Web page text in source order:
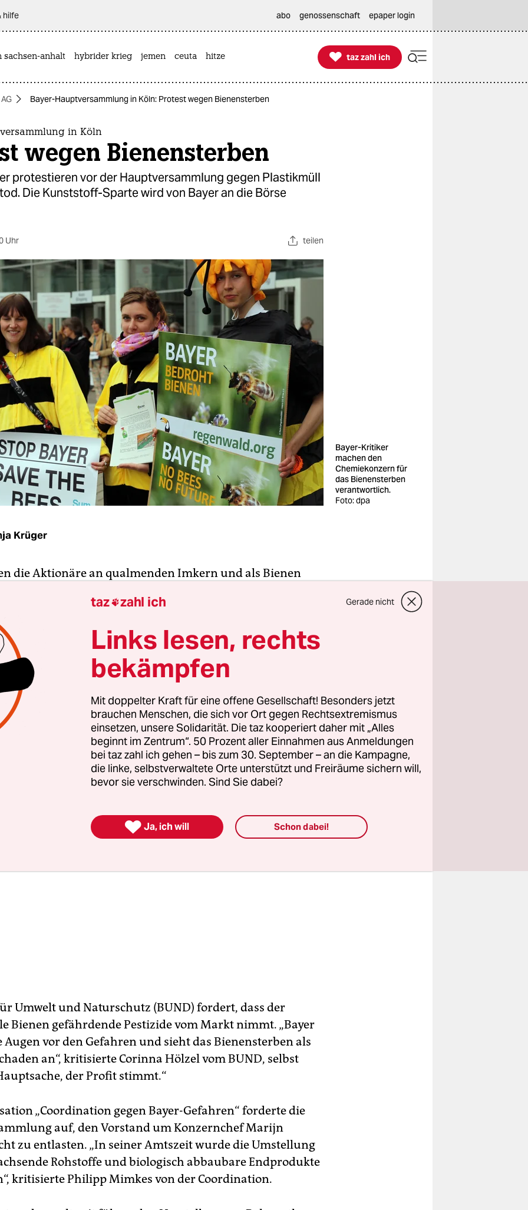
hilfe abo genossenschaft epaper login
sachsen-anhalt hybrider krieg jemen ceuta hitze 
taz zahl ich
taz zahl ich
Bayer-Hauptversammlung in Köln: Protest wegen Bienensterben
in Köln
wegen Bienensterben
protestieren vor der Hauptversammlung gegen Plastikmüll
Die Kunststoff-Sparte wird von Bayer an die Börse
Uhr teilen
Bayer-Kritiker
machen den
Chemiekonzern für
das Bienensterben
verantwortlich.
Foto: dpa
Krüger
die Aktionäre an qualmenden Imkern und als Bienen
Kreuz in der Mitte, das von Plastikmüll umgeben
hundert Bayer-KritikerInnen haben am Mittwoch in Köln
der Hauptversammlung gegen die Geschäftspolitik des
protestiert. Ihre Kritik: Der Konzern nehme keine
Bienensterben und die Verschmutzung der Ozeane.
Jahr hat das Leverkusener Unternehmen 42,2
umgesetzt. Dazu beigetragen hat die Produktion von
Neonikotinoiden, die Kritiker für den Tod von Millionen
machen. Bayer bestreitet das.
Umwelt und Naturschutz (BUND) fordert, dass der
Bienen gefährdende Pestizide vom Markt nimmt. „Bayer
Augen vor den Gefahren und sieht das Bienensterben als
an“, kritisierte Corinna Hölzel vom BUND, selbst
der Profit stimmt.“
„Coordination gegen Bayer-Gefahren“ forderte die
auf, den Vorstand um Konzernchef Marijn
zu entlasten. „In seiner Amtszeit wurde die Umstellung
Rohstoffe und biologisch abbaubare Endprodukte
kritisierte Philipp Mimkes von der Coordination.
taz zahl ich Gerade nicht
Links lesen, rechts
bekämpfen
Mit doppelter Kraft für eine offene Gesellschaft! Besonders jetzt
brauchen Menschen, die sich vor Ort gegen Rechtsextremismus
einsetzen, unsere Solidarität. Die taz kooperiert daher mit „Alles
beginnt im Zentrum“. 50 Prozent aller Einnahmen aus Anmeldungen
bei taz zahl ich gehen – bis zum 30. September – an die Kampagne,
die linke, selbstverwaltete Orte unterstützt und Freiräume sichern will,
bevor sie verschwinden. Sind Sie dabei?
 Ja, ich will Schon dabei!